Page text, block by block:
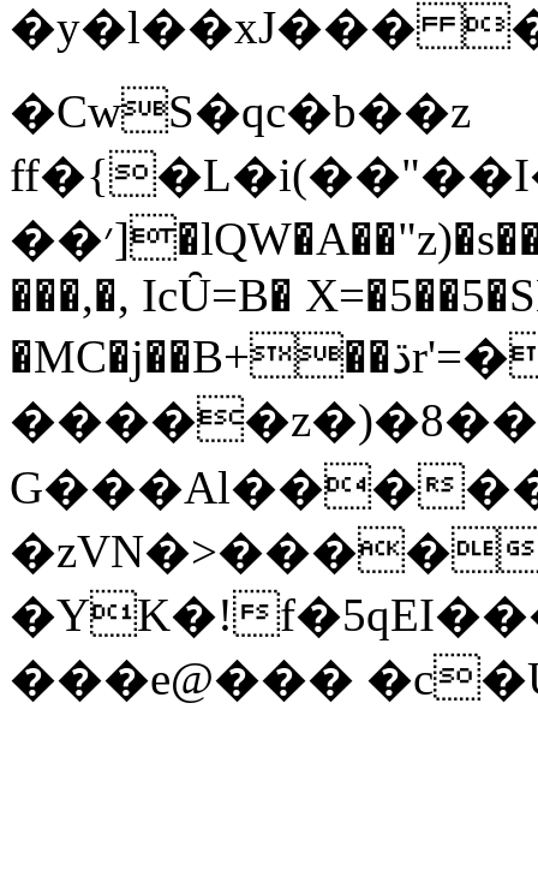
�y�l��xJ���
�CwS�qc�b��z
��׳]�lQW�A��"z)�s��Uw�=�w��c��d��D
���,�, IcȖ=B�
�MC�j��B+��ڌr'=��
G���Al���
�zVN�>����
�YK�!
���e@���